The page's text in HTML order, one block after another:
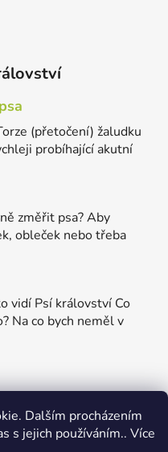
Dalším procházením
s jejich používáním.. Více
(přetočení) žaludku
probíhající akutní
změřit psa? Aby
obleček nebo třeba
vidí Psí království Co
Na co bych neměl v